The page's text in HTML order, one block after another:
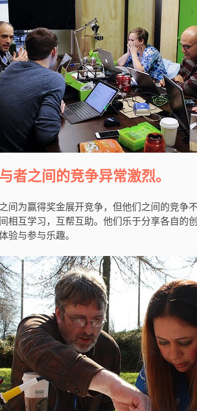
者之间的竞争异常激烈。
间为赢得奖金展开竞争，但他们之间的竞争
相互学习，互帮互助。他们乐于分享各自的
验与参与乐趣。